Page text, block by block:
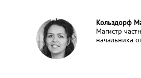
Кольздорф
Магистр
начальника